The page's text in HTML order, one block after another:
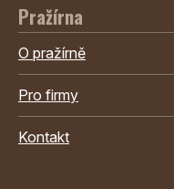
Pražírna
O pražírně
Pro firmy
Kontakt